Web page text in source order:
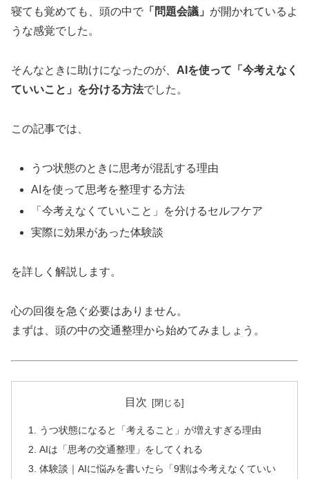
寝ても覚めても、頭の中で 「問題会議」 が開かれているよ
うな感覚でした。
そんなときに助けになったのが、 AIを使って「今考えなく
ていいこと」を分ける方法でした。
この記事では、
うつ状態のときに思考が混乱する理由
AIを使って思考を整理する方法
「今考えなくていいこと」を分けるセルフケア
実際に効果があった体験談
を詳しく解説します。
心の回復を急ぐ必要はありません。
まずは、頭の中の交通整理から始めてみましょう。
目次
うつ状態になると「考えること」が増えすぎる理由
AIは「思考の交通整理」をしてくれる
体験談｜AIに悩みを書いたら「9割は今考えなくていい